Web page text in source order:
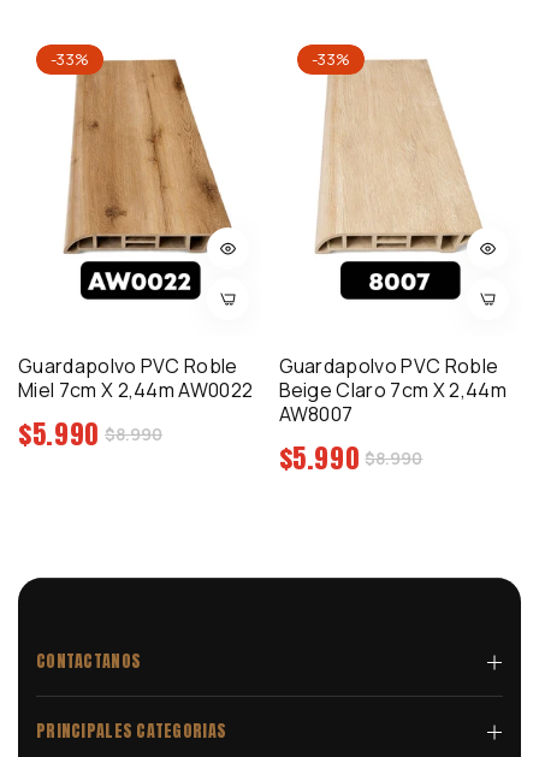
-33%
Guardapolvo PVC Roble
Miel 7cm X 2,44m AW0022
Precio
regular
$5.990Precio
$8.990
-33%
Guardapolvo PVC Roble
Beige Claro 7cm X 2,44m
AW8007
Precio
regular
$5.990Precio
$8.990
CONTACTANOS
PRINCIPALES CATEGORIAS